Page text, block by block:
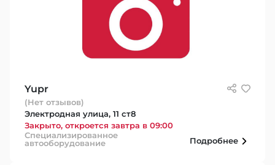
Yupr
(Нет отзывов)
Электродная улица, 11 ст8
Закрыто, откроется завтра в 09:00
Специализированное
автооборудование
Подробнее